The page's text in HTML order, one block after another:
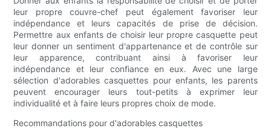
leur propre couvre-chef peut également favoriser leur
indépendance et leurs capacités de prise de décision.
Permettre aux enfants de choisir leur propre casquette peut
leur donner un sentiment d'appartenance et de contrôle sur
leur apparence, contribuant ainsi à favoriser leur
indépendance et leur confiance en eux. Avec une large
sélection d'adorables casquettes pour enfants, les parents
peuvent encourager leurs tout-petits à exprimer leur
individualité et à faire leurs propres choix de mode.
Recommandations pour d'adorables casquettes